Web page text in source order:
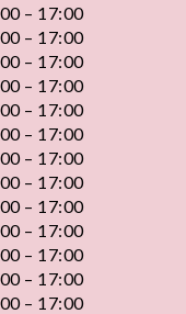
– 17:00
– 17:00
– 17:00
– 17:00
– 17:00
– 17:00
– 17:00
– 17:00
– 17:00
– 17:00
– 17:00
– 17:00
– 17:00